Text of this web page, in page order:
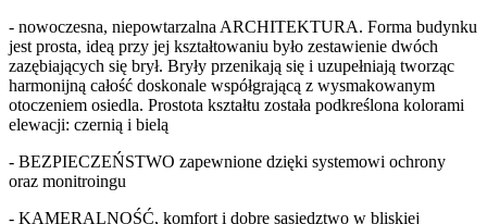
- nowoczesna, niepowtarzalna ARCHITEKTURA. Forma budynku
jest prosta, ideą przy jej kształtowaniu było zestawienie dwóch
zazębiających się brył. Bryły przenikają się i uzupełniają tworząc
harmonijną całość doskonale współgrającą z wysmakowanym
otoczeniem osiedla. Prostota kształtu została podkreślona kolorami
elewacji: czernią i bielą
- BEZPIECZEŃSTWO zapewnione dzięki systemowi ochrony
oraz monitroingu
- KAMERALNOŚĆ, komfort i dobre sąsiedztwo w bliskiej